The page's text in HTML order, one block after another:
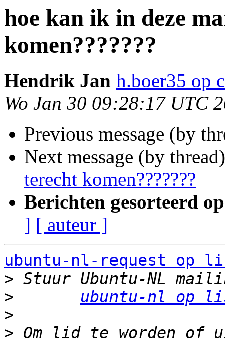
hoe kan ik in deze
komen???????
Hendrik Jan h.boer35 op
Wo Jan 30 09:28:17 UTC
Previous message (by
Next message (by
terecht komen???????
Berichten gesorteerd
] [ auteur ]
ubuntu-nl-request op
>
>
ubuntu-nl op
>
> Om lid te worden